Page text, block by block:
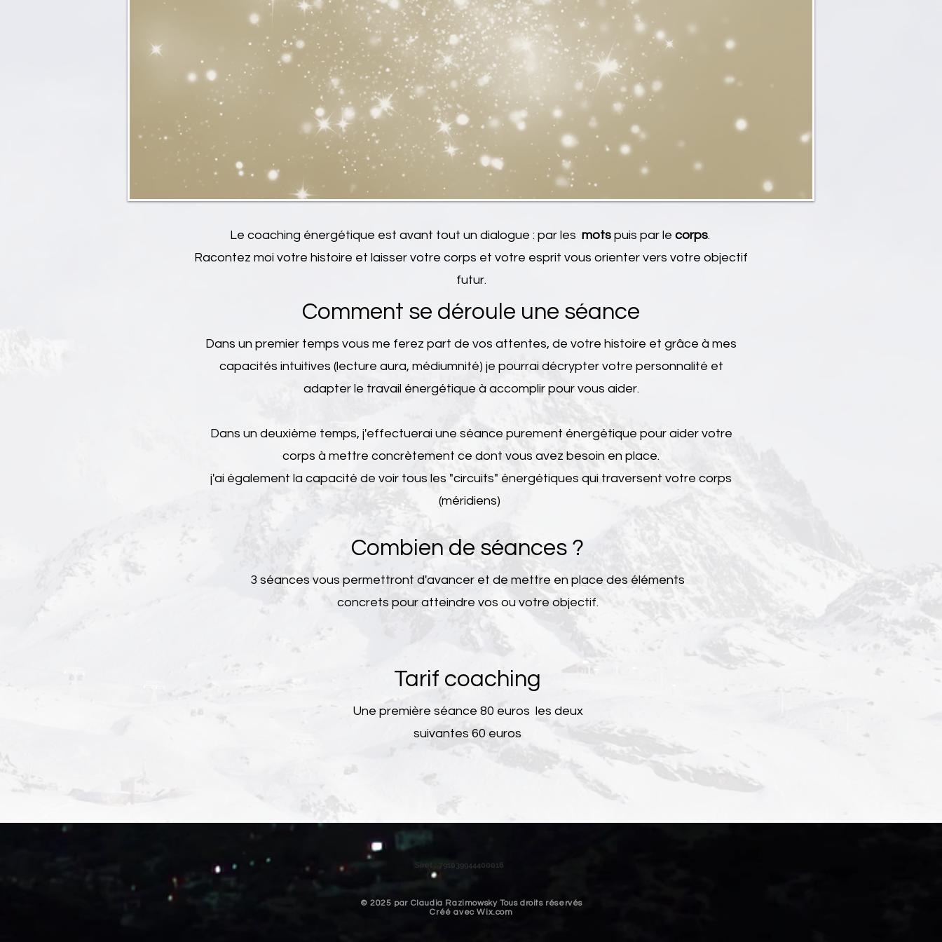
Le coaching énergétique est avant tout un dialogue : par les mots puis par le corps.
Racontez moi votre histoire et laisser votre corps et votre esprit vous orienter vers votre objectif
futur.
Comment se déroule une séance
Dans un premier temps vous me ferez part de vos attentes, de votre histoire et grâce à mes
capacités intuitives (lecture aura, médiumnité) je pourrai décrypter votre personnalité et
adapter le travail énergétique à accomplir pour vous aider.
Dans un deuxième temps, j'effectuerai une séance purement énergétique pour aider votre
corps à mettre concrètement ce dont vous avez besoin en place.
j'ai également la capacité de voir tous les "circuits" énergétiques qui traversent votre corps
(méridiens)
Combien de séances ?
3 séances vous permettront d'avancer et de mettre en place des éléments
concrets pour atteindre vos ou votre objectif.
Tarif coaching
Une première séance 80 euros les deux
suivantes 60 euros
Siret : 791039944400016
​© 2025 par Claudia Razimowsky Tous droits réservés
Créé avecWix.com